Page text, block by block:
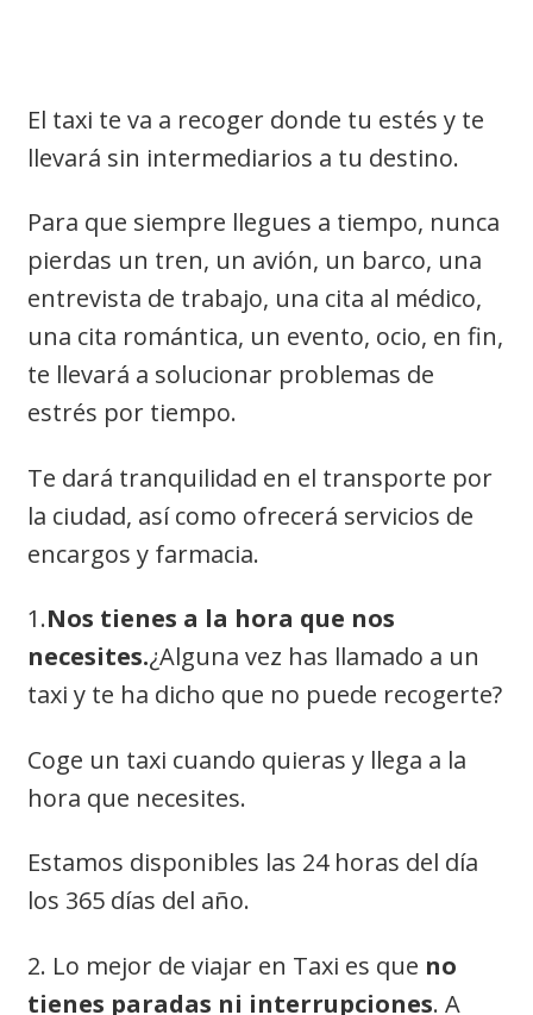
El taxi te va a recoger donde tu estés y te
llevará sin intermediarios a tu destino.
Para que siempre llegues a tiempo, nunca
pierdas un tren, un avión, un barco, una
entrevista de trabajo, una cita al médico,
una cita romántica, un evento, ocio, en fin,
te llevará a solucionar problemas de
estrés por tiempo.
Te dará tranquilidad en el transporte por
la ciudad, así como ofrecerá servicios de
encargos y farmacia.
1.Nos tienes a la hora que nos
necesites.¿Alguna vez has llamado a un
taxi y te ha dicho que no puede recogerte?
Coge un taxi cuando quieras y llega a la
hora que necesites.
Estamos disponibles las 24 horas del día
los 365 días del año.
2. Lo mejor de viajar en Taxi es que no
tienes paradas ni interrupciones. A